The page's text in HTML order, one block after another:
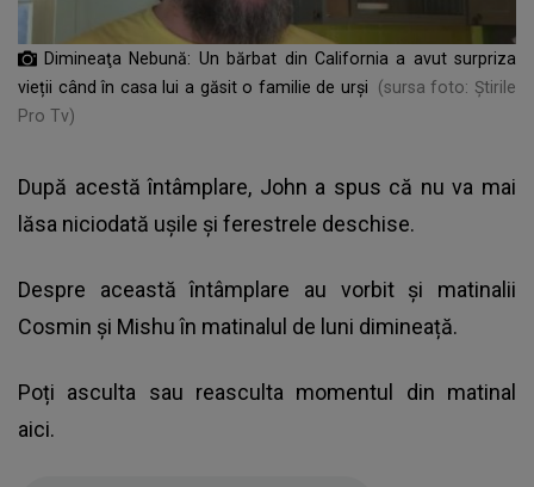
Dimineaţa Nebună: Un bărbat din California a avut surpriza
vieții când în casa lui a găsit o familie de urși
(sursa foto: Știrile
Pro Tv)
După acestă întâmplare, John a spus că nu va mai
lăsa niciodată ușile și ferestrele deschise.
Despre această întâmplare au vorbit și matinalii
Cosmin și Mishu în matinalul de luni dimineață.
Poți asculta sau reasculta momentul din matinal
aici.